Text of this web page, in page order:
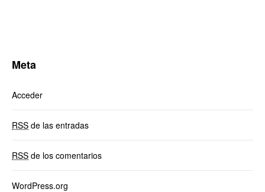
Meta
Acceder
RSS de las entradas
RSS de los comentarios
WordPress.org